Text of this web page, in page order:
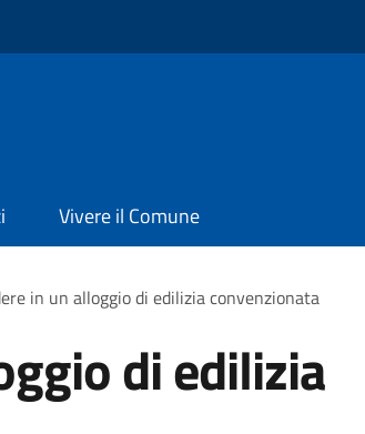
Vivere il Comune
in un alloggio di edilizia convenzionata
di edilizia